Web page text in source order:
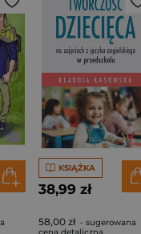
KSIĄŻKA
38,99 zł
58,00 zł - sugerowana